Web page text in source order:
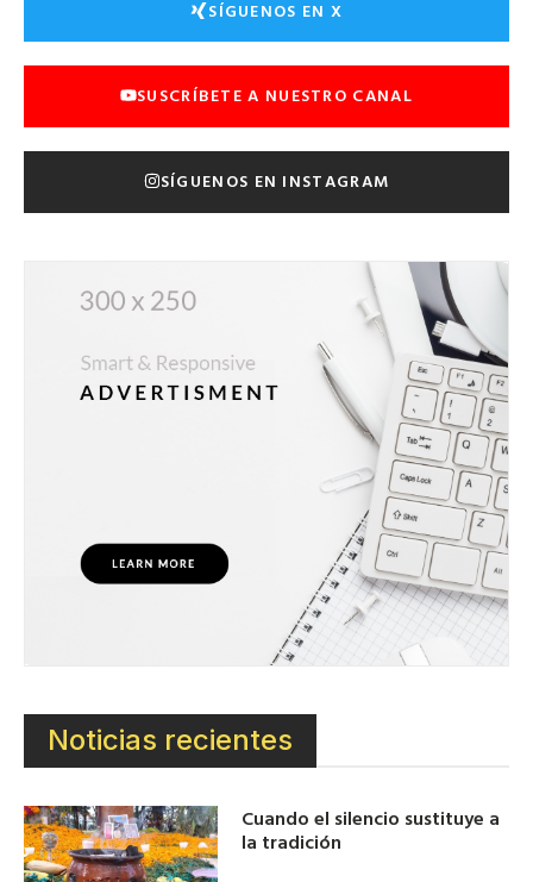
SÍGUENOS EN X
SUSCRÍBETE A NUESTRO CANAL
SÍGUENOS EN INSTAGRAM
Noticias recientes
Cuando el silencio sustituye a
la tradición